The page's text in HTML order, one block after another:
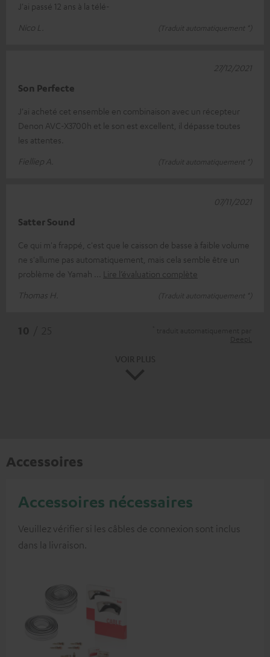
J'ai passé 12 ans à la télé-
Nico L.
(Traduit automatiquement *)
Son Perfecte
J'ai acheté cet ensemble en combinaison avec un récepteur
Denon AVC-X3700h et le son est excellent, il dépasse toutes
les attentes.
Fielliep A.
(Traduit automatiquement *)
27/12/2021
Satter Sound
Ce qui m'a frappé, c'est que le caisson de basse à faible volume
ne s'allume pas automatiquement, mais cela semble être un
problème de Yamah
Lire l’évaluation complète
Thomas H.
(Traduit automatiquement *)
07/11/2021
Accessoires
Accessoires nécessaires
Veuillez vérifier si les câbles de connexion sont inclus
dans la livraison.